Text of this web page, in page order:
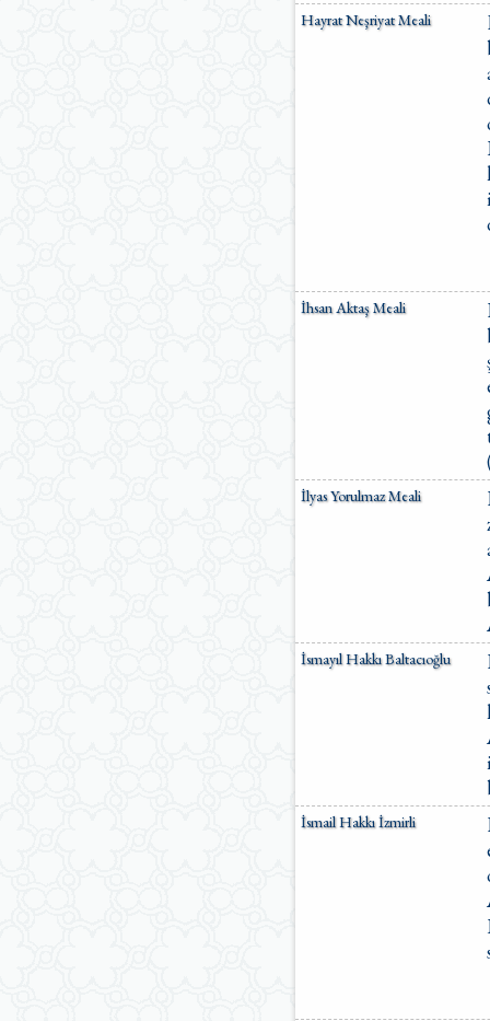
Hayrat Neşriyat Meali
İhsan Aktaş Meali
İlyas Yorulmaz Meali
İsmayıl Hakkı Baltacıoğlu
İsmail Hakkı İzmirli